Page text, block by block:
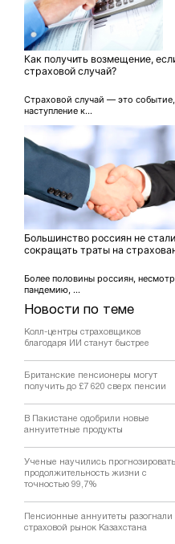
Новости по теме
Колл-центры страховщиков
благодаря ИИ станут быстрее
Британские пенсионеры могут
получить до £7 620 сверх пенсии
В Пакистане одобрили новые
аннуитетные продукты
Ученые научились прогнозировать
продолжительность жизни с
точностью 99,7%
Пенсионные аннуитеты разогнали
страховой рынок Казахстана
Как получить возмещение,
страховой случай?
Страховой случай — это событие,
наступление к...
Большинство россиян не стали
сокращать траты на
Более половины россиян,
пандемию, ...